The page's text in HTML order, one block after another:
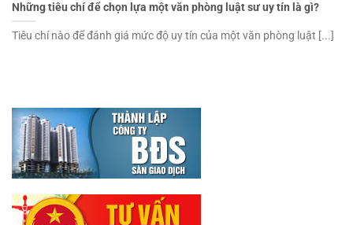
Những tiêu chí để chọn lựa một văn phòng luật sư uy tín là gì?
Tiêu chí nào để đánh giá mức độ uy tín của một văn phòng luật [...]